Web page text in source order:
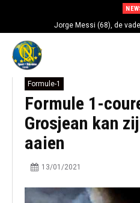
Jorge Messi (68), de
Formule-1
Formule 1-
Grosjean kan
aaien
13/01/2021